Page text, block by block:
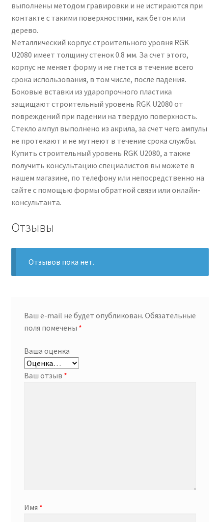
выполнены методом гравировки и не истираются при
контакте с такими поверхностями, как бетон или
дерево.
Металлический корпус строительного уровня RGK
U2080 имеет толщину стенок 0.8 мм. За счет этого,
корпус не меняет форму и не гнется в течение всего
срока использования, в том числе, после падения.
Боковые вставки из ударопрочного пластика
защищают строительный уровень RGK U2080 от
повреждений при падении на твердую поверхность.
Стекло ампул выполнено из акрила, за счет чего ампулы
не протекают и не мутнеют в течение срока службы.
Купить строительный уровень RGK U2080, а также
получить консультацию специалистов вы можете в
нашем магазине, по телефону или непосредственно на
сайте с помощью формы обратной связи или онлайн-
консультанта.
Отзывы
Отзывов пока нет.
Ваш e-mail не будет опубликован. Обязательные
поля помечены *
Ваша оценка
Ваш отзыв *
Имя *